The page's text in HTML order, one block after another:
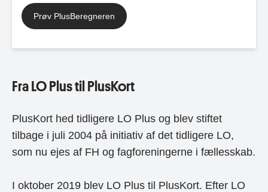
Prøv PlusBeregneren
Fra LO Plus til PlusKort
PlusKort hed tidligere LO Plus og blev stiftet
tilbage i juli 2004 på initiativ af det tidligere LO,
som nu ejes af FH og fagforeningerne i fællesskab.
I oktober 2019 blev LO Plus til PlusKort. Efter LO